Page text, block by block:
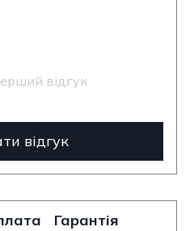
відгук
відгук
Гарантія